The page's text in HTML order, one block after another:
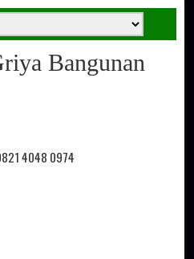
Bangunan
4048 0974